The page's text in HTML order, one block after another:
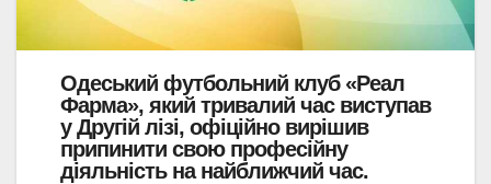
Одеський футбольний клуб «Реал
Фарма», який тривалий час виступав
у Другій лізі, офіційно вирішив
припинити свою професійну
діяльність на найближчий час.